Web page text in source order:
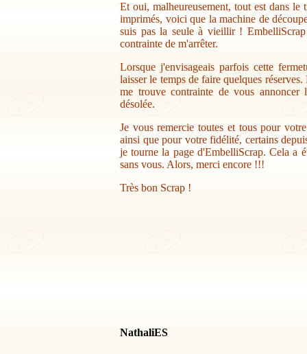
Et oui, malheureusement, tout est dans
imprimés, voici que la machine de
suis pas la seule à vieillir !
contrainte de m'arrêter.
Lorsque j'envisageais parfois cette
laisser le temps de faire quelques
me trouve contrainte de vous annoncer
désolée.
Je vous remercie toutes et tous pour
ainsi que pour votre fidélité, certains
je tourne la page d'EmbelliScrap. Cela a
sans vous. Alors, merci encore !!!
Très bon Scrap !
NathaliES